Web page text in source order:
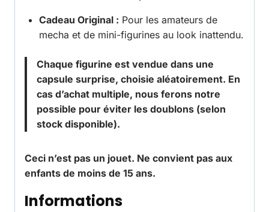
Cadeau Original : Pour les amateurs de
mecha et de mini-figurines au look inattendu.
Chaque figurine est vendue dans une
capsule surprise, choisie aléatoirement. En
cas d’achat multiple, nous ferons notre
possible pour éviter les doublons (selon
stock disponible).
Ceci n’est pas un jouet. Ne convient pas aux
enfants de moins de 15 ans.
Informations